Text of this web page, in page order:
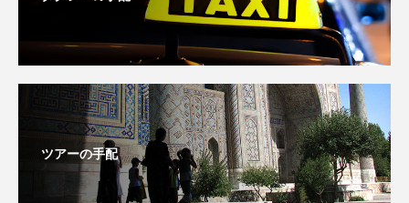
ツアーの手配